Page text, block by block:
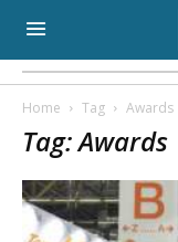
Home Tag Awards
Tag: Awards